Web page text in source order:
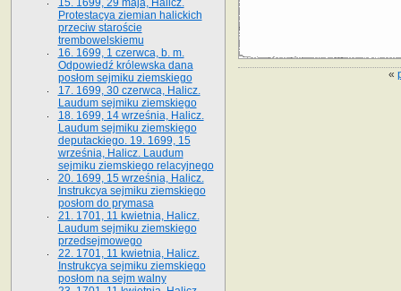
«
15. 1699, 29 maja, Halicz.
Protestacya ziemian halickich
przeciw staroście
trembowelskiemu
16. 1699, 1 czerwca, b. m.
Odpowiedź królewska dana
posłom sejmiku ziemskiego
17. 1699, 30 czerwca, Halicz.
Laudum sejmiku ziemskiego
18. 1699, 14 września, Halicz.
Laudum sejmiku ziemskiego
deputackiego. 19. 1699, 15
września, Halicz. Laudum
sejmiku ziemskiego relacyjnego
20. 1699, 15 września, Halicz.
Instrukcya sejmiku ziemskiego
posłom do prymasa
21. 1701, 11 kwietnia, Halicz.
Laudum sejmiku ziemskiego
przedsejmowego
22. 1701, 11 kwietnia, Halicz.
Instrukcya sejmiku ziemskiego
posłom na sejm walny